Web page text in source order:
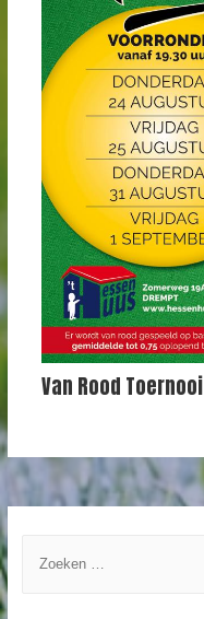
Van Rood Toernooi